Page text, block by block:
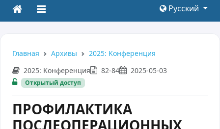
Русский
Главная Архивы
2025: Kонференция
2025: Kонференция
82-84 2025-05-03
Открытый доступ
ПРОФИЛАКТИКА
ПОСЛЕОПЕРАЦИОННЫХ